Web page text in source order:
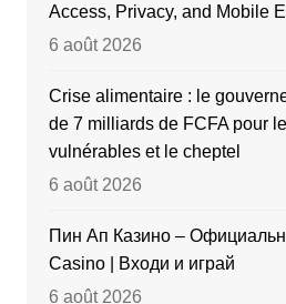
Access, Privacy, and Mobile
6 août 2026
Crise alimentaire : le
de 7 milliards de FCFA pour
vulnérables et le cheptel
6 août 2026
Пин Ап Казино –
Casino | Входи и играй
6 août 2026